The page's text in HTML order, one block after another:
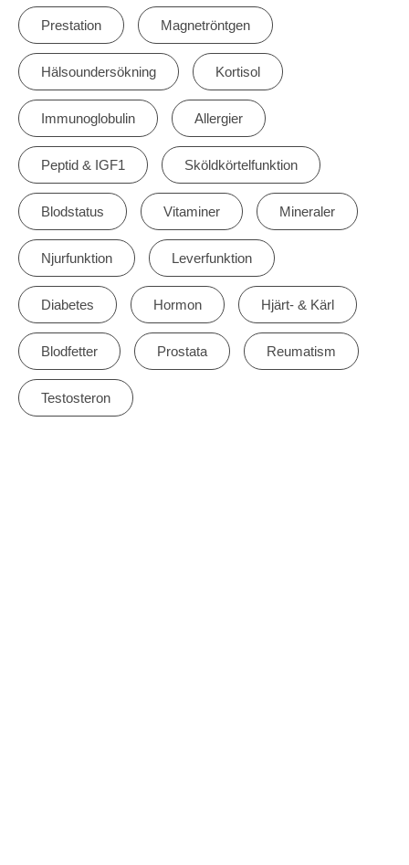
Prestation Magnetröntgen
Hälsoundersökning Kortisol
Immunoglobulin Allergier
Peptid & IGF1 Sköldkörtelfunktion
Blodstatus Vitaminer Mineraler
Njurfunktion Leverfunktion
Diabetes Hormon Hjärt- & Kärl
Blodfetter Prostata Reumatism
Testosteron